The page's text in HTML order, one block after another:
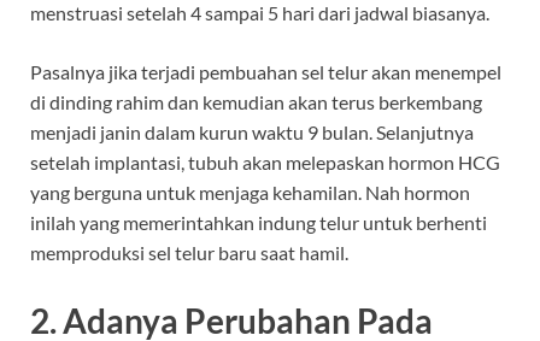
menstruasi setelah 4 sampai 5 hari dari jadwal biasanya.
Pasalnya jika terjadi pembuahan sel telur akan menempel
di dinding rahim dan kemudian akan terus berkembang
menjadi janin dalam kurun waktu 9 bulan. Selanjutnya
setelah implantasi, tubuh akan melepaskan hormon HCG
yang berguna untuk menjaga kehamilan. Nah hormon
inilah yang memerintahkan indung telur untuk berhenti
memproduksi sel telur baru saat hamil.
2. Adanya Perubahan Pada